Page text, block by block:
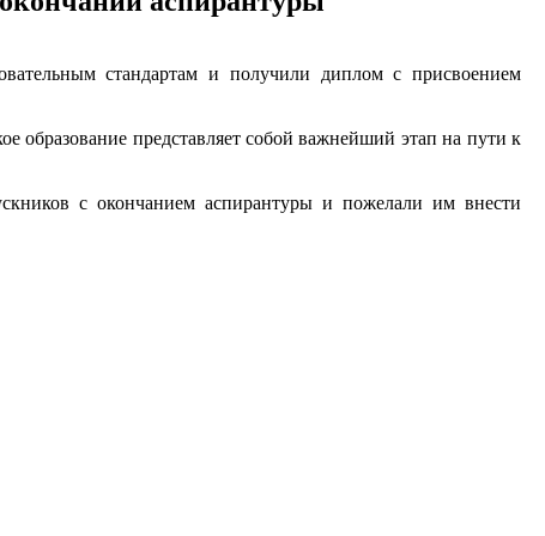
стандартам и получили диплом с присвоением
представляет собой важнейший этап на пути к
с окончанием аспирантуры и пожелали им внести